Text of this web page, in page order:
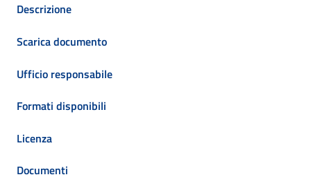
Descrizione
Scarica documento
Ufficio responsabile
Formati disponibili
Licenza
Documenti